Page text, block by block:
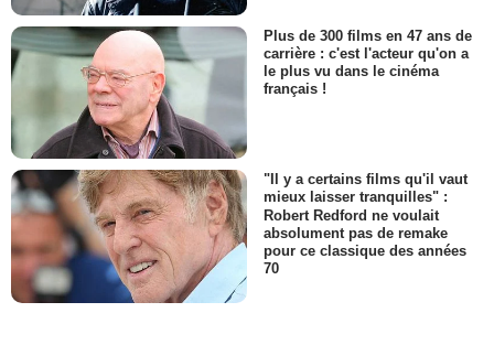
Plus de 300 films en 47 ans de
carrière : c'est l'acteur qu'on a
le plus vu dans le cinéma
français !
"Il y a certains films qu'il vaut
mieux laisser tranquilles" :
Robert Redford ne voulait
absolument pas de remake
pour ce classique des années
70